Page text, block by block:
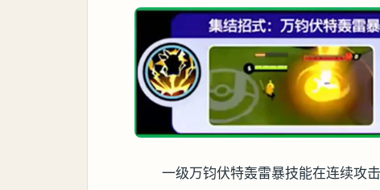
一级万钧伏特轰雷暴技能在连续攻